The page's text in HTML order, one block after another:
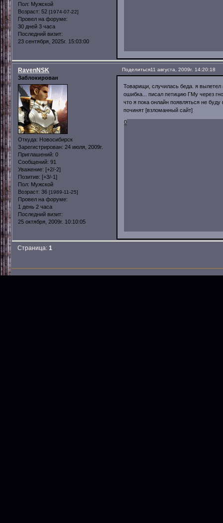
Пол: Мужской
Возраст: 52 [1974-07-22]
Провел на форуме:
30 дней 3 часа
Последний визит:
23 сентября, 2025г. 15:03:00
Поделиться11 августа, 2009г. 14:20:18
RavenNSK
Заблокирован
Откуда: Новосибирск
Зарегистрирован: 24 июля, 2009г.
Приглашений: 0
Сообщений: 91
Уважение: [+2/-2]
Позитив: [+3/-1]
Пол: Мужской
Возраст: 36 [1989-11-25]
Провел на форуме:
1 день 2 часа
Последний визит:
25 октября, 2009г. 10:10:05
Товарищи, случилась беда. я вылетел
ошибка... писал петицию ГМу через
что я пока онлайн появляться не
починят [взломанный сайт]
0
Страница:1